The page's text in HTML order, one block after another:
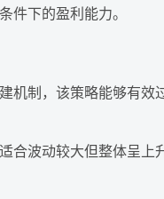
下的盈利能力。
制，该策略能够有
波动较大但整体呈